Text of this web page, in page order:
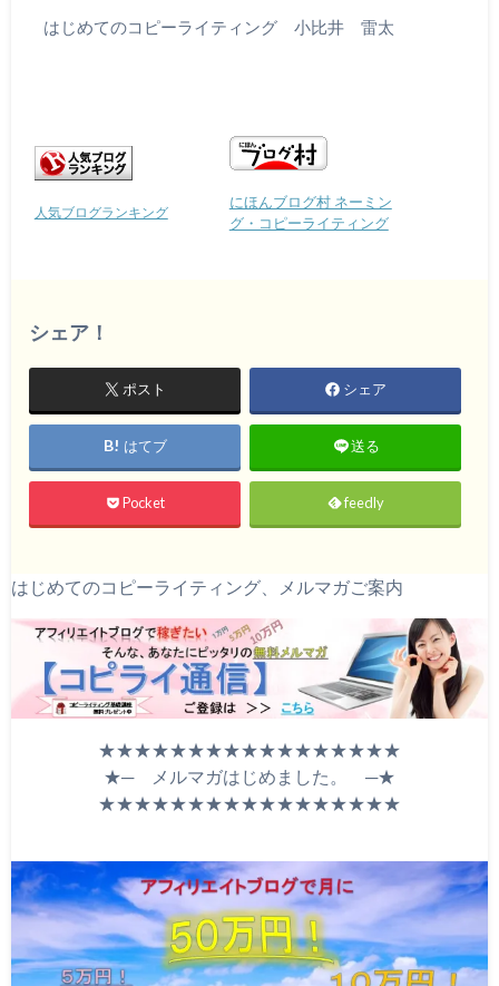
はじめてのコピーライティング 小比井 雷太
人気ブログランキング
にほんブログ村 ネーミン
グ・コピーライティング
シェア！
ポスト シェア
はてブ 送る
Pocket feedly
はじめてのコピーライティング、メルマガご案内
★★★★★★★★★★★★★★★★★
★─ メルマガはじめました。 ─★
★★★★★★★★★★★★★★★★★